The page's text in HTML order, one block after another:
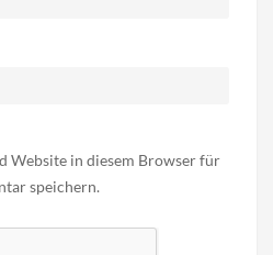
Website in diesem Browser für
speichern.